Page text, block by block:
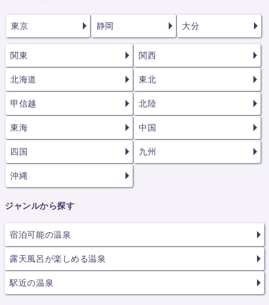
東京 静岡 大分
関東 関西
北海道 東北
甲信越 北陸
東海 中国
四国 九州
沖縄
ジャンルから探す
宿泊可能の温泉
露天風呂が楽しめる温泉
駅近の温泉